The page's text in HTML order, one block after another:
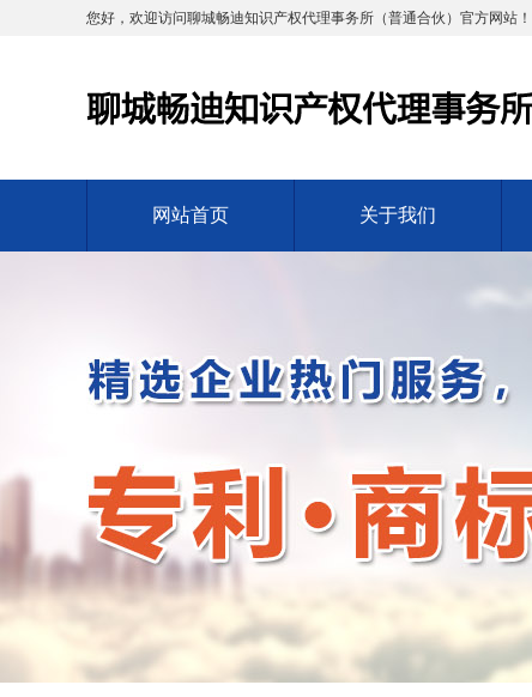
您好，欢迎访问聊城畅迪知识产权代理事务所（普通合伙）官方网站！
网站首页 关于我们